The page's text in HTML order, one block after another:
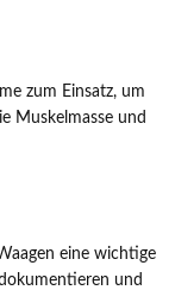
zum Einsatz, um
Muskelmasse und
eine wichtige
und